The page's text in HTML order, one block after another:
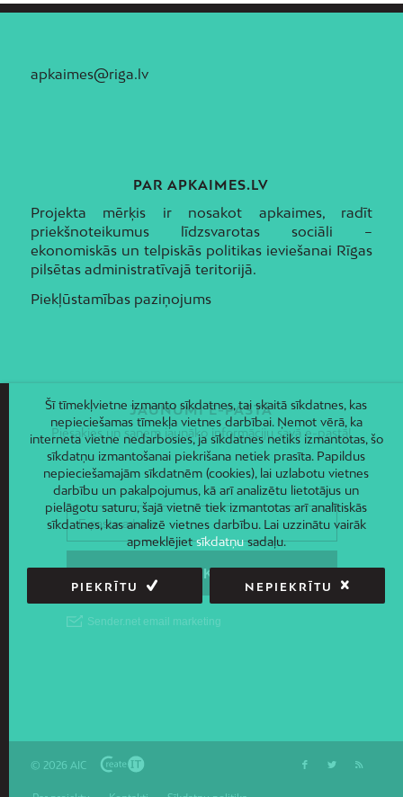
apkaimes@riga.lv
PAR APKAIMES.LV
Projekta mērķis ir nosakot apkaimes, radīt
priekšnoteikumus līdzsvarotas sociāli –
ekonomiskās un telpiskās politikas ieviešanai Rīgas
pilsētas administratīvajā teritorijā.
Piekļūstamības paziņojums
JAUNUMI E-PASTĀ
Piesakies un saņem jaunāko informāciju savā e-pastā!
© 2026 AIC
Šī tīmekļvietne izmanto sīkdatnes, tai skaitā sīkdatnes, kas
nepieciešamas tīmekļa vietnes darbībai. Ņemot vērā, ka
interneta vietne nedarbosies, ja sīkdatnes netiks izmantotas, šo
sīkdatņu izmantošanai piekrišana netiek prasīta. Papildus
nepieciešamajām sīkdatnēm (cookies), lai uzlabotu vietnes
darbību un pakalpojumus, kā arī analizētu lietotājus un
pielāgotu saturu, šajā vietnē tiek izmantotas arī analītiskās
sīkdatnes, kas analizē vietnes darbību. Lai uzzinātu vairāk
apmeklējietsīkdatņusadaļu.
PIEKRĪTU NEPIEKRĪTU